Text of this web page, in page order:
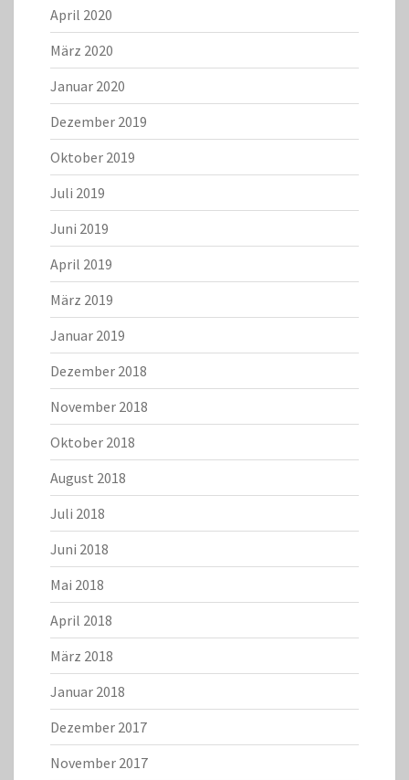
April 2020
März 2020
Januar 2020
Dezember 2019
Oktober 2019
Juli 2019
Juni 2019
April 2019
März 2019
Januar 2019
Dezember 2018
November 2018
Oktober 2018
August 2018
Juli 2018
Juni 2018
Mai 2018
April 2018
März 2018
Januar 2018
Dezember 2017
November 2017